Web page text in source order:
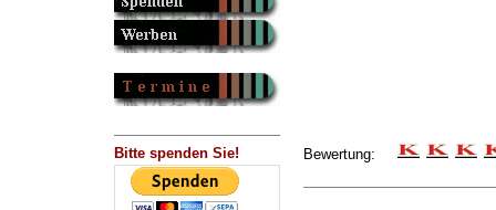
Bitte spenden Sie! Bewertung: